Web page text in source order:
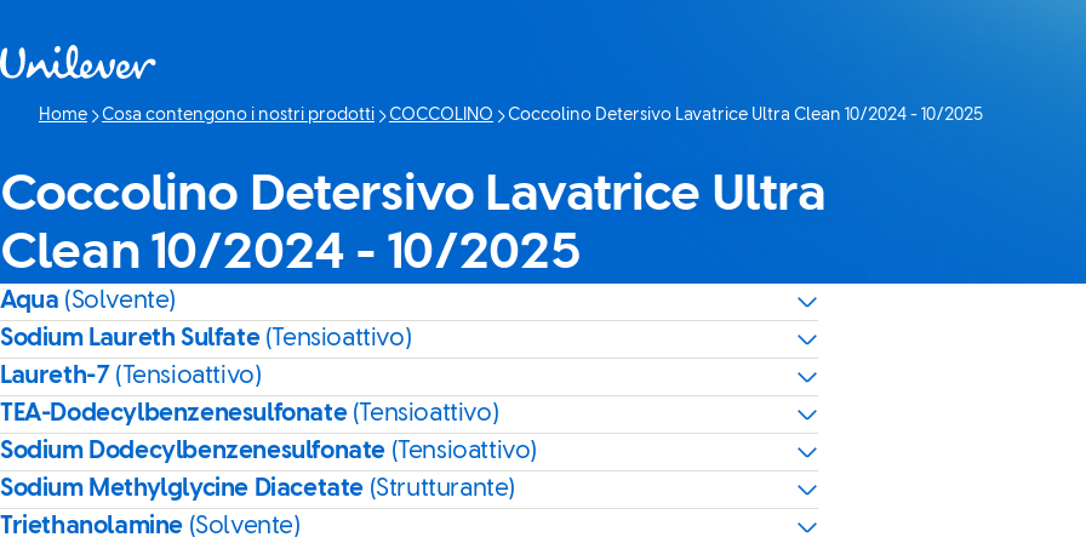
Home Cosa contengono i nostri prodotti COCCOLINO
Pagina corrente:
Coccolino Detersivo Lavatrice Ultra Clean 10/2024 - 10/2025
Coccolino Detersivo Lavatrice Ultra
Clean 10/2024 - 10/2025
Aqua (Solvente)
Sodium Laureth Sulfate (Tensioattivo)
Laureth-7 (Tensioattivo)
TEA-Dodecylbenzenesulfonate (Tensioattivo)
Sodium Dodecylbenzenesulfonate (Tensioattivo)
Sodium Methylglycine Diacetate (Strutturante)
Triethanolamine (Solvente)